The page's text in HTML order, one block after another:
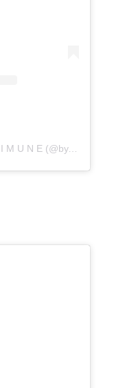
Una publicación compartida de I M U N E (@by.imune)